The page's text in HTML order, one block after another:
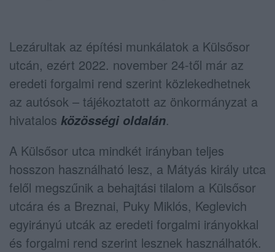
Lezárultak az építési munkálatok a Külsősor
utcán, ezért 2022. november 24-től már az
eredeti forgalmi rend szerint közlekedhetnek
az autósok – tájékoztatott az önkormányzat a
hivatalos közösségi oldalán.
A Külsősor utca mindkét irányban teljes
hosszon használható lesz, a Mátyás király utca
felől megszűnik a behajtási tilalom a Külsősor
utcára és a Breznai, Puky Miklós, Keglevich
egyirányú utcák az eredeti forgalmi irányokkal
és forgalmi rend szerint lesznek használhatók.